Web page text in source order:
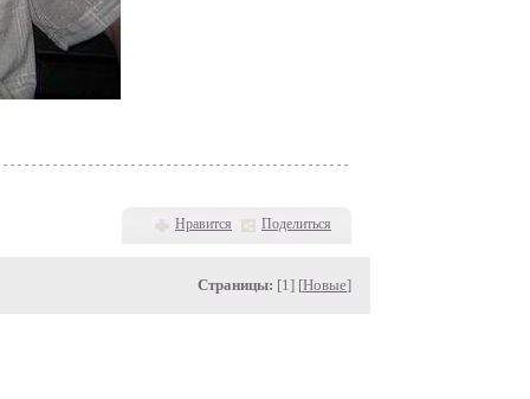
Нравится Поделиться
Страницы: [1] [Новые]